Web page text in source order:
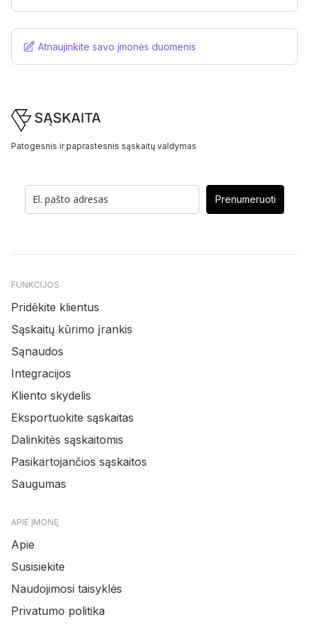
Atnaujinkite savo įmonės duomenis
Footer
Patogesnis ir paprastesnis sąskaitų valdymas
Prenumeruoti
FUNKCIJOS
Pridėkite klientus
Sąskaitų kūrimo įrankis
Sąnaudos
Integracijos
Kliento skydelis
Eksportuokite sąskaitas
Dalinkitės sąskaitomis
Pasikartojančios sąskaitos
Saugumas
APIE ĮMONĘ
Apie
Susisiekite
Naudojimosi taisyklės
Privatumo politika